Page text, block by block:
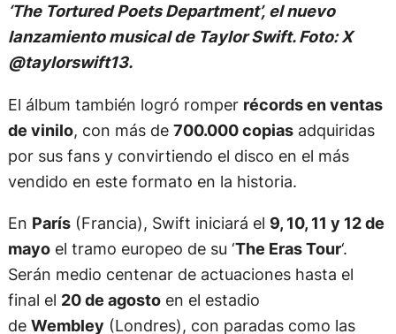
‘The Tortured Poets Department’, el nuevo
lanzamiento musical de Taylor Swift. Foto: X
@taylorswift13.
El álbum también logró romper récords en ventas
de vinilo, con más de 700.000 copiasadquiridas
por sus fans y convirtiendo el disco en el más
vendido en este formato en la historia.
En París(Francia), Swift iniciará el 9, 10, 11 y 12 de
mayoel tramo europeo de su ‘The Eras Tour‘.
Serán medio centenar de actuaciones hasta el
final el 20 de agostoen el estadio
de Wembley (Londres), con paradas como las